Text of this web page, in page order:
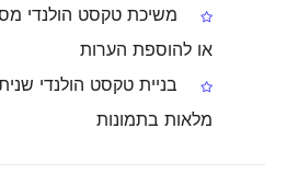
משיכת טקסט הולנדי
או להוספת הערות
בניית טקסט הולנדי
מלאות בתמונות